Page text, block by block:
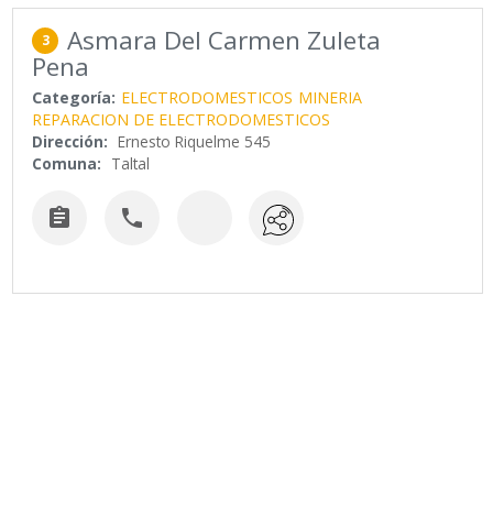
3 Asmara Del Carmen Zuleta
Pena
Categoría: ELECTRODOMESTICOS MINERIA
REPARACION DE ELECTRODOMESTICOS
Dirección: Ernesto Riquelme 545
Comuna: Taltal
 